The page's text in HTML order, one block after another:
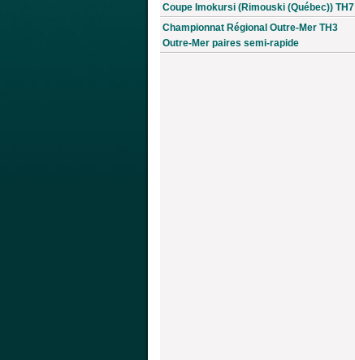
Coupe Imokursi (Rimouski (Québec)) TH7
Championnat Régional Outre-Mer TH3
Outre-Mer paires semi-rapide